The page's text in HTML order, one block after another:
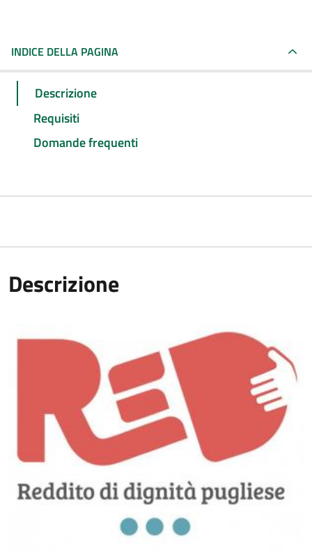
INDICE DELLA PAGINA
Descrizione
Requisiti
Domande frequenti
Descrizione